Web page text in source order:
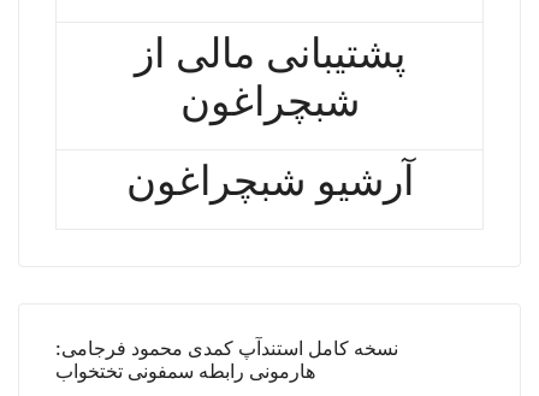
پشتیبانی مالی از
شبچراغون
آرشیو شبچراغون
نسخه کامل استندآپ کمدی محمود فرجامی:
هارمونی رابطه سمفونی تختخواب